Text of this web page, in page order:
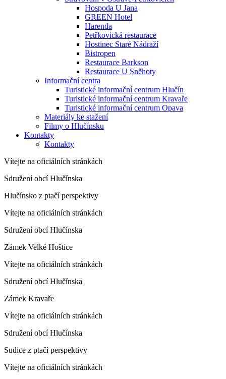
Hospoda U Jana
GREEN Hotel
Harenda
Petřkovická restaurace
Hostinec Staré Nádraží
Bistropen
Restaurace Barkson
Restaurace U Sněhoty
Informační centra
Turistické informační centrum Hlučín
Turistické informační centrum Kravaře
Turistické informační centrum Opava
Materiály ke stažení
Filmy o Hlučínsku
Kontakty
Kontakty
Vítejte na oficiálních stránkách
Sdružení obcí Hlučínska
Hlučínsko z ptačí perspektivy
Vítejte na oficiálních stránkách
Sdružení obcí Hlučínska
Zámek Velké Hoštice
Vítejte na oficiálních stránkách
Sdružení obcí Hlučínska
Zámek Kravaře
Vítejte na oficiálních stránkách
Sdružení obcí Hlučínska
Sudice z ptačí perspektivy
Vítejte na oficiálních stránkách